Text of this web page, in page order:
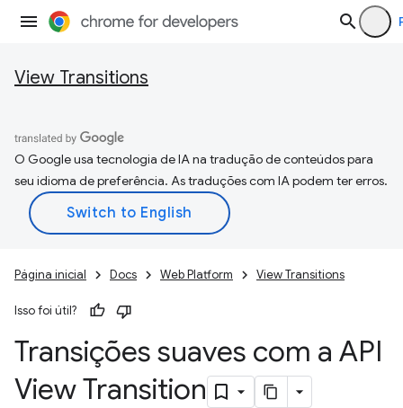
View Transitions
O Google usa tecnologia de IA na tradução de conteúdos para
seu idioma de preferência. As traduções com IA podem ter erros.
Página inicial Docs Web Platform View Transitions
Isso foi útil?
Transições suaves com a API
View Transition